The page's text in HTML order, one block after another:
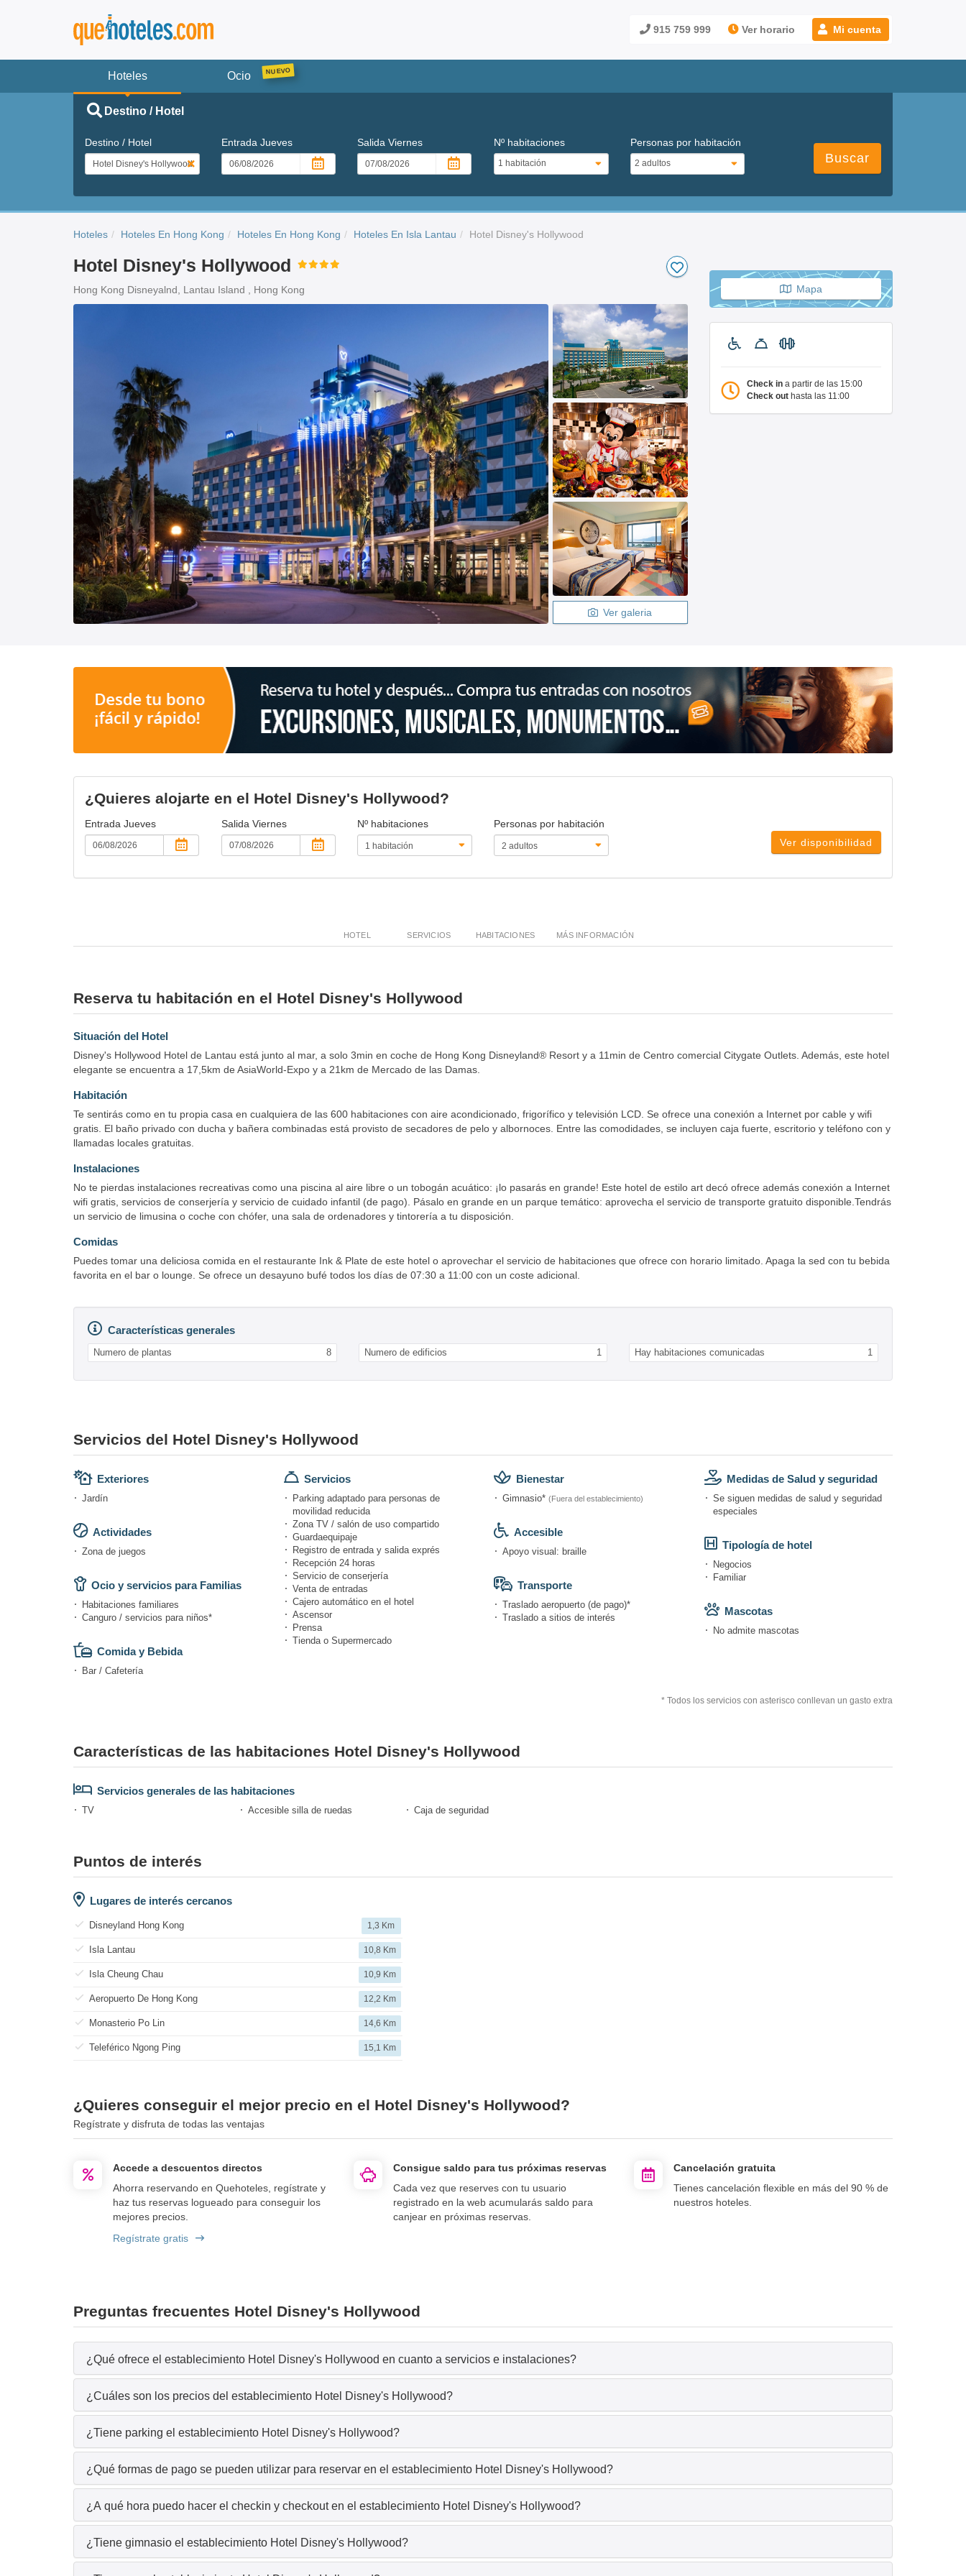
915 759 999 Ver horario Mi cuenta
Hoteles Ocio
Destino / Hotel
Destino / Hotel Entrada Jueves SalidaViernes Nº habitaciones Personas por habitación
Buscar
Hoteles Hoteles En Hong Kong Hoteles En Hong Kong Hoteles En Isla Lantau Hotel Disney's Hollywood
Hotel Disney's Hollywood
Hong Kong Disneyalnd, Lantau Island , Hong Kong
Ver galeria
Mapa
Check in a partir de las 15:00
Check out hasta las 11:00
¿Quieres alojarte en el Hotel Disney's Hollywood?
Entrada Jueves Salida Viernes Nº habitaciones
Personas por habitación
Ver disponibilidad
HOTEL SERVICIOS HABITACIONES MÁS INFORMACIÓN
Reserva tu habitación en el Hotel Disney's Hollywood
Situación del Hotel
Disney's Hollywood Hotel de Lantau está junto al mar, a solo 3min en coche de Hong Kong Disneyland® Resort y a 11min de Centro comercial Citygate Outlets. Además, este hotel
elegante se encuentra a 17,5km de AsiaWorld-Expo y a 21km de Mercado de las Damas.
Habitación
Te sentirás como en tu propia casa en cualquiera de las 600 habitaciones con aire acondicionado, frigorífico y televisión LCD. Se ofrece una conexión a Internet por cable y wifi
gratis. El baño privado con ducha y bañera combinadas está provisto de secadores de pelo y albornoces. Entre las comodidades, se incluyen caja fuerte, escritorio y teléfono con y
llamadas locales gratuitas.
Instalaciones
No te pierdas instalaciones recreativas como una piscina al aire libre o un tobogán acuático: ¡lo pasarás en grande! Este hotel de estilo art decó ofrece además conexión a Internet
wifi gratis, servicios de conserjería y servicio de cuidado infantil (de pago). Pásalo en grande en un parque temático: aprovecha el servicio de transporte gratuito disponible.Tendrás
un servicio de limusina o coche con chófer, una sala de ordenadores y tintorería a tu disposición.
Comidas
Puedes tomar una deliciosa comida en el restaurante Ink & Plate de este hotel o aprovechar el servicio de habitaciones que ofrece con horario limitado. Apaga la sed con tu bebida
favorita en el bar o lounge. Se ofrece un desayuno bufé todos los días de 07:30 a 11:00 con un coste adicional.
Características generales
Numero de plantas 8 Numero de edificios 1 Hay habitaciones comunicadas 1
Servicios del Hotel Disney's Hollywood
Exteriores
Jardín
Actividades
Zona de juegos
Ocio y servicios para Familias
Habitaciones familiares
Canguro / servicios para niños*
Comida y Bebida
Bar / Cafetería
Servicios
Parking adaptado para personas de
movilidad reducida
Zona TV / salón de uso compartido
Guardaequipaje
Registro de entrada y salida exprés
Recepción 24 horas
Servicio de conserjería
Venta de entradas
Cajero automático en el hotel
Ascensor
Prensa
Tienda o Supermercado
Bienestar
Gimnasio* (Fuera del establecimiento)
Accesible
Apoyo visual: braille
Transporte
Traslado aeropuerto (de pago)*
Traslado a sitios de interés
Medidas de Salud y seguridad
Se siguen medidas de salud y seguridad
especiales
Tipología de hotel
Negocios
Familiar
Mascotas
No admite mascotas
* Todos los servicios con asterisco conllevan un gasto extra
Características de las habitaciones Hotel Disney's Hollywood
Servicios generales de las habitaciones
TV Accesible silla de ruedas Caja de seguridad
Puntos de interés
Lugares de interés cercanos
Disneyland Hong Kong 1,3 Km
Isla Lantau 10,8 Km
Isla Cheung Chau 10,9 Km
Aeropuerto De Hong Kong 12,2 Km
Monasterio Po Lin 14,6 Km
Teleférico Ngong Ping 15,1 Km
¿Quieres conseguir el mejor precio en el Hotel Disney's Hollywood?
Regístrate y disfruta de todas las ventajas
Accede a descuentos directos
Ahorra reservando en Quehoteles, regístrate y
haz tus reservas logueado para conseguir los
mejores precios.
Regístrate gratis
Consigue saldo para tus próximas reservas
Cada vez que reserves con tu usuario
registrado en la web acumularás saldo para
canjear en próximas reservas.
Cancelación gratuita
Tienes cancelación flexible en más del 90 % de
nuestros hoteles.
Preguntas frecuentes Hotel Disney's Hollywood
¿Qué ofrece el establecimiento Hotel Disney's Hollywood en cuanto a servicios e instalaciones?
¿Cuáles son los precios del establecimiento Hotel Disney's Hollywood?
¿Tiene parking el establecimiento Hotel Disney's Hollywood?
¿Qué formas de pago se pueden utilizar para reservar en el establecimiento Hotel Disney's Hollywood?
¿A qué hora puedo hacer el checkin y checkout en el establecimiento Hotel Disney's Hollywood?
¿Tiene gimnasio el establecimiento Hotel Disney's Hollywood?